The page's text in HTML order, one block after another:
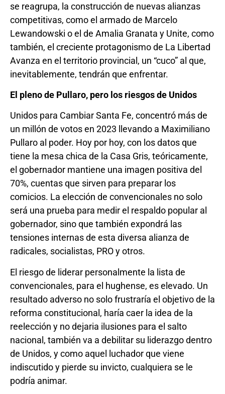
se reagrupa, la construcción de nuevas alianzas
competitivas, como el armado de Marcelo
Lewandowski o el de Amalia Granata y Unite, como
también, el creciente protagonismo de La Libertad
Avanza en el territorio provincial, un “cuco” al que,
inevitablemente, tendrán que enfrentar.
El pleno de Pullaro, pero los riesgos de Unidos
Unidos para Cambiar Santa Fe, concentró más de
un millón de votos en 2023 llevando a Maximiliano
Pullaro al poder. Hoy por hoy, con los datos que
tiene la mesa chica de la Casa Gris, teóricamente,
el gobernador mantiene una imagen positiva del
70%, cuentas que sirven para preparar los
comicios. La elección de convencionales no solo
será una prueba para medir el respaldo popular al
gobernador, sino que también expondrá las
tensiones internas de esta diversa alianza de
radicales, socialistas, PRO y otros.
El riesgo de liderar personalmente la lista de
convencionales, para el hughense, es elevado. Un
resultado adverso no solo frustraría el objetivo de la
reforma constitucional, haría caer la idea de la
reelección y no dejaria ilusiones para el salto
nacional, también va a debilitar su liderazgo dentro
de Unidos, y como aquel luchador que viene
indiscutido y pierde su invicto, cualquiera se le
podría animar.